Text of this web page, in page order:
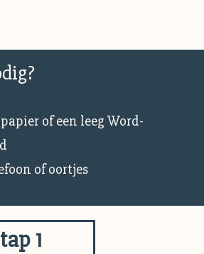
of een leeg Word-
of oortjes
1